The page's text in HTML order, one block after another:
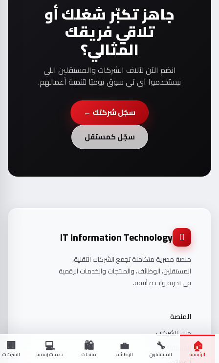
جاهز تكبّر شغلك أو
تلاقي فريقك
المثالي؟
انضم الآن لآلاف الشركات والمستقلين اللي
بيستخدموا آي تي سوق يوميًا لتنمية أعمالهم.
سجّل شركتك ←
سجّل كمستقل
IT Information Technology
منصة مصرية متكاملة تجمع الشركات التقنية،
المستقلين، الوظائف، والمنتجات والخدمات الرقمية
في تجربة واحدة أنيقة.
المنصة
دليل الشركات
المستقلين
🏠
الرئيسية 🔧
المستقلون 💼
الوظائف 🛍️
منتجات 💻
خدمات رقمية 🏢
الشركات